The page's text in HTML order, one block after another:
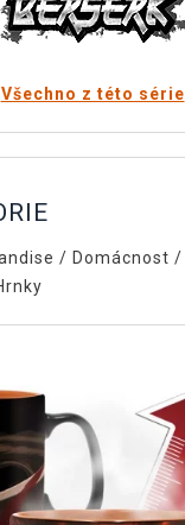
Všechno z této série
/ Domácnost /